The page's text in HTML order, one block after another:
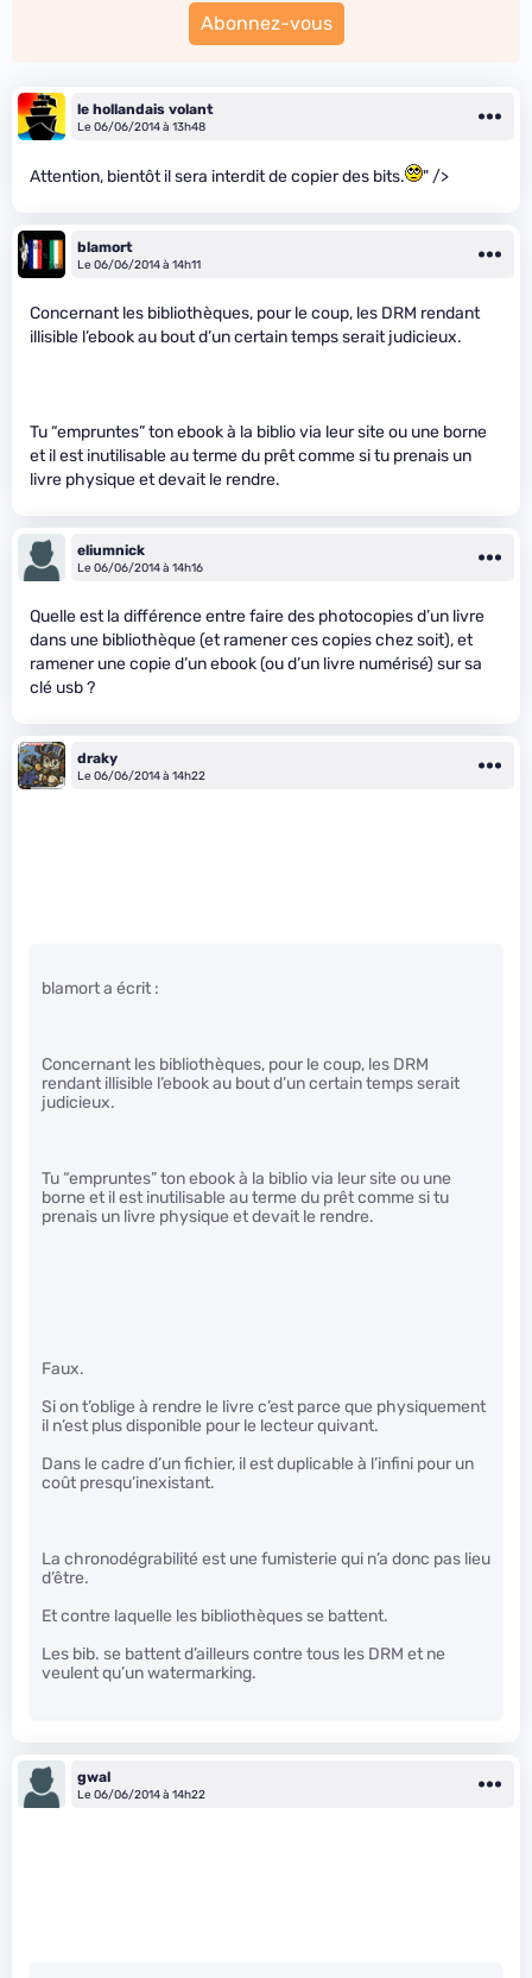
Abonnez-vous
le hollandais volant
Le 06/06/2014 à 13h48
Attention, bientôt il sera interdit de copier des bits. " />
blamort
Le 06/06/2014 à 14h11
Concernant les bibliothèques, pour le coup, les DRM rendant
illisible l’ebook au bout d’un certain temps serait judicieux.
Tu “empruntes” ton ebook à la biblio via leur site ou une borne
et il est inutilisable au terme du prêt comme si tu prenais un
livre physique et devait le rendre.
eliumnick
Le 06/06/2014 à 14h16
Quelle est la différence entre faire des photocopies d’un livre
dans une bibliothèque (et ramener ces copies chez soit), et
ramener une copie d’un ebook (ou d’un livre numérisé) sur sa
clé usb ?
draky
Le 06/06/2014 à 14h22
blamort a écrit :
Concernant les bibliothèques, pour le coup, les DRM
rendant illisible l’ebook au bout d’un certain temps serait
judicieux.
Tu “empruntes” ton ebook à la biblio via leur site ou une
borne et il est inutilisable au terme du prêt comme si tu
prenais un livre physique et devait le rendre.
Faux.
Si on t’oblige à rendre le livre c’est parce que physiquement
il n’est plus disponible pour le lecteur quivant.
Dans le cadre d’un fichier, il est duplicable à l’infini pour un
coût presqu’inexistant.
La chronodégrabilité est une fumisterie qui n’a donc pas lieu
d’être.
Et contre laquelle les bibliothèques se battent.
Les bib. se battent d’ailleurs contre tous les DRM et ne
veulent qu’un watermarking.
gwal
Le 06/06/2014 à 14h22